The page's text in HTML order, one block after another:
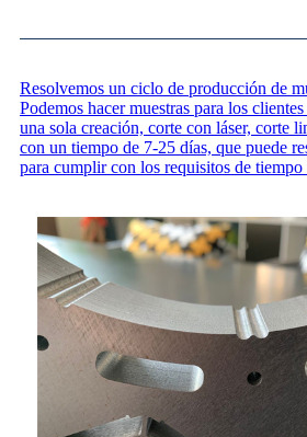
Resolvemos un ciclo de producción de
Podemos hacer muestras para los
una sola creación, corte con láser, corte
con un tiempo de 7-25 días, que puede
para cumplir con los requisitos de tiempo